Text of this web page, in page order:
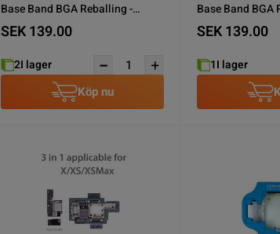
Base Band BGA Reballing -
Phone 6S
SEK 139.00
2I lager
Köp nu
Base Band BGA
Phone 8G/X
SEK 139.00
1I lager